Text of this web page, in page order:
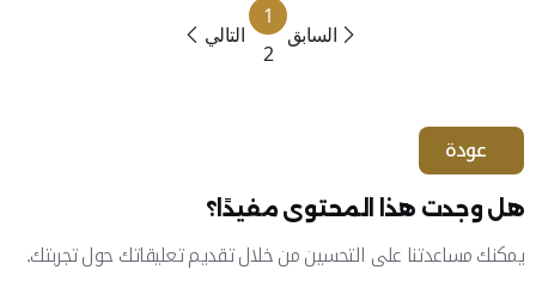
السابق
1
2
التالي
عودة
هل وجدت هذا المحتوى مفيدًا؟
يمكنك مساعدتنا على التحسين من خلال تقديم تعليقاتك حول تجربتك.